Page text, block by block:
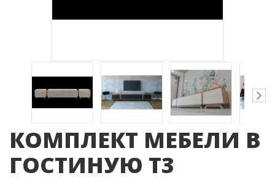
КОМПЛЕКТ МЕБЕЛИ В
ГОСТИНУЮ Т3